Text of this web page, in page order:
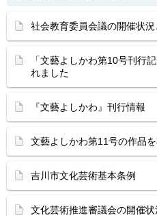
社会教育委員会議の開催状
「文藝よしかわ第10号刊行
れました
『文藝よしかわ』刊行情報
文藝よしかわ第11号の作品
吉川市文化芸術基本条例
文化芸術推進審議会の開催